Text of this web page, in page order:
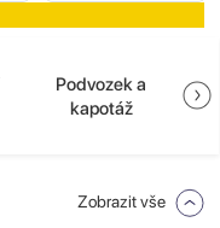
Podvozek a
kapotáž
Zobrazit vše